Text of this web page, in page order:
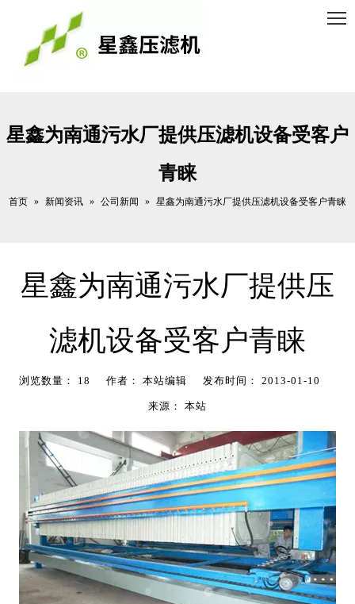
星鑫为南通污水厂提供压滤机设备受客户
青睐
首页 » 新闻资讯 » 公司新闻 » 星鑫为南通污水厂提供压滤机设备受客户青睐
星鑫为南通污水厂提供压
滤机设备受客户青睐
浏览数量： 18 作者： 本站编辑 发布时间： 2013-01-10
来源： 本站
["wechat","weibo","qzone","douban","email"]